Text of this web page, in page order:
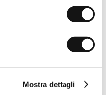
Mostra dettagli